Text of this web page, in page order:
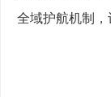
全域护航机制，